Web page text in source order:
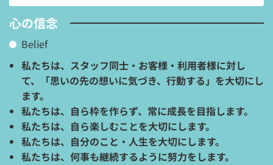
心の信念
Belief
私たちは、スタッフ同士・お客様・利用者様に対し
て、「思いの先の想いに気づき、行動する」を大切にし
ます。
私たちは、自ら枠を作らず、常に成長を目指します。
私たちは、自ら楽しむことを大切にします。
私たちは、自分のこと・人生を大切にします。
私たちは、何事も継続するように努力をします。